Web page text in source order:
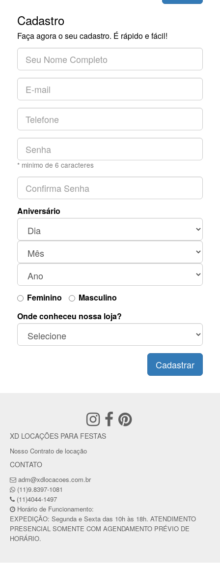
Cadastro
Faça agora o seu cadastro. É rápido e fácil!
* minimo de 6 caracteres
Aniversário
Feminino
Masculino
Onde conheceu nossa loja?
Cadastrar
XD LOCAÇÕES PARA FESTAS
Nosso Contrato de locação
CONTATO
adm@xdlocacoes.com.br
(11)9.8397-1081
(11)4044-1497
Horário de Funcionamento:
EXPEDIÇÃO: Segunda e Sexta das 10h às 18h. ATENDIMENTO
PRESENCIAL SOMENTE COM AGENDAMENTO PRÉVIO DE
HORÁRIO.